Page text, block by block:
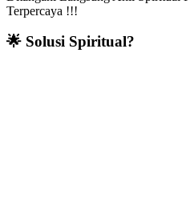
Terpercaya !!!
🌟 Solusi Spiritual?